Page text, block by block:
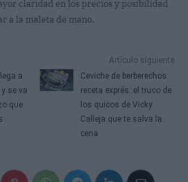
claridad en los precios y posibilidad
a la maleta de mano.
a
se va
que
Artículo siguiente
Ceviche de berberechos
receta exprés: el truco de
los quicos de Vicky
Calleja que te salva la
cena